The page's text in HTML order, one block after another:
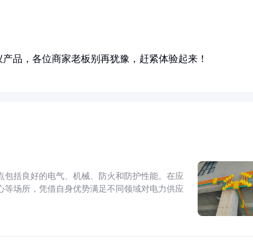
品，各位商家老板别再犹豫，赶紧体验起来！
括良好的电气、机械、防火和防护性能。在应
场所，凭借自身优势满足不同领域对电力供应